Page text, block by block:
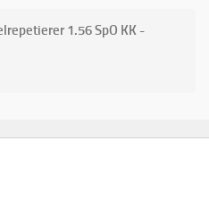
1.56 SpO KK -